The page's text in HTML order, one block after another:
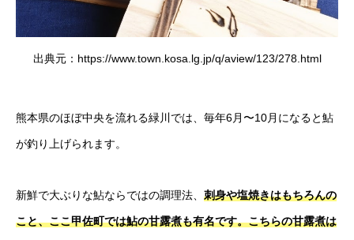
出典元：https://www.town.kosa.lg.jp/q/aview/123/278.html
熊本県のほぼ中央を流れる緑川では、毎年6月〜10月になると鮎
が釣り上げられます。
新鮮で大ぶりな鮎ならではの調理法、 刺身や塩焼きはもちろんの
こと、ここ甲佐町では鮎の甘露煮も有名です。こちらの甘露煮は